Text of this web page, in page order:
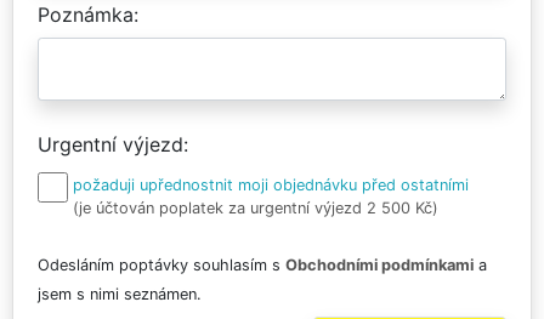
Poznámka
Urgentní výjezd
požaduji upřednostnit moji objednávku před ostatními
(je účtován poplatek za urgentní výjezd 2 500 Kč)
Odesláním poptávky souhlasím s Obchodními podmínkami a
jsem s nimi seznámen.